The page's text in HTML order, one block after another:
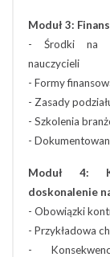
Moduł 3:
- Środki na
nauczycieli
- Formy
- Zasady
- Szkolenia
-
Moduł 4:
doskonalenie
- Obowiązki
- Przykładowa
-